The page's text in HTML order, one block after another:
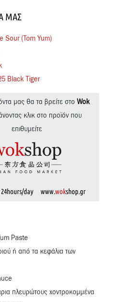
ΜΑΣ
Sour (Tom Yum)
Black Tiger
μας θα τα βρείτε στο Wok
κλικ στο προϊόν που
επιθυμείτε
24hours/day www.wokshop.gr
Paste
ή από τα κεφάλια των
πλευρώτους χοντροκομμένα